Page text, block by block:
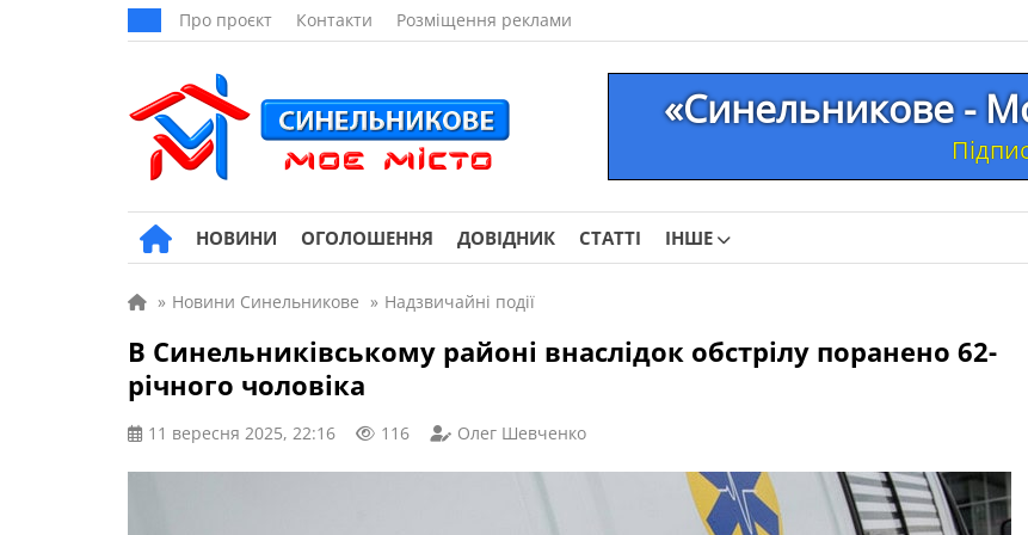
Про проєкт Контакти Розміщення реклами
«Синельникове -
НОВИНИ ОГОЛОШЕННЯ ДОВІДНИК СТАТТІ ІНШЕ
» Новини Синельникове » Надзвичайні події
В Синельниківському районі внаслідок обстрілу поранено 62-
річного чоловіка
11 вересня 2025, 22:16 116 Олег Шевченко